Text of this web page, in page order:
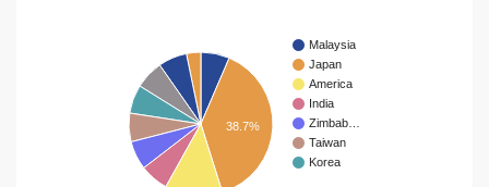
Malaysia
Japan
America
India
Zimbab…
Taiwan
Korea
38.7%